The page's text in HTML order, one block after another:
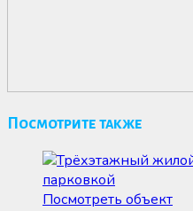
Посмотрите также
Посмотреть объект